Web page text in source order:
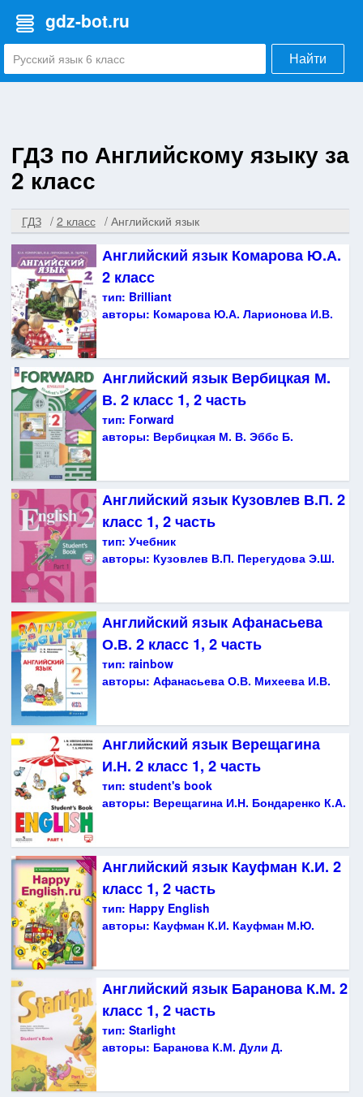
gdz-bot.ru
Найти
ГДЗ по Английскому языку за
2 класс
ГДЗ 2 класс Английский язык
Английский язык Комарова Ю.А.
2 класс
тип: Brilliant
авторы: Комарова Ю.А. Ларионова И.В.
Английский язык Вербицкая М.
В. 2 класс 1, 2 часть
тип: Forward
авторы: Вербицкая М. В. Эббс Б.
Английский язык Кузовлев В.П. 2
класс 1, 2 часть
тип: Учебник
авторы: Кузовлев В.П. Перегудова Э.Ш.
Английский язык Афанасьева
О.В. 2 класс 1, 2 часть
тип: rainbow
авторы: Афанасьева О.В. Михеева И.В.
Английский язык Верещагина
И.Н. 2 класс 1, 2 часть
тип: student's book
авторы: Верещагина И.Н. Бондаренко К.А.
Английский язык Кауфман К.И. 2
класс 1, 2 часть
тип: Happy English
авторы: Кауфман К.И. Кауфман М.Ю.
Английский язык Баранова К.М. 2
класс 1, 2 часть
тип: Starlight
авторы: Баранова К.М. Дули Д.